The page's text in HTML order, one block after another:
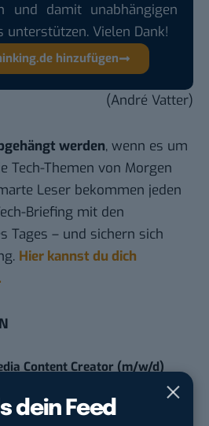
dein Feed
und damit unabhängigen
unterstützen. Vielen Dank!
hinzufügen
(André Vatter)
werden, wenn es um
Tech-Themen von Morgen
Leser bekommen jeden
Briefing mit den
Tages – und sichern sich
Hier kannst du dich
Content Creator (m/w/d)